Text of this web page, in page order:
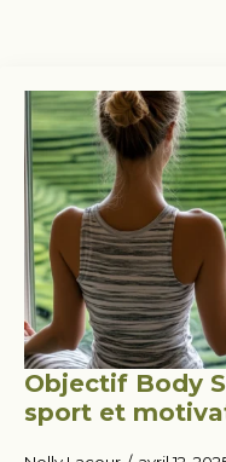
Objectif Body
sport et